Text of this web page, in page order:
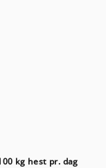
kg hest pr. dag